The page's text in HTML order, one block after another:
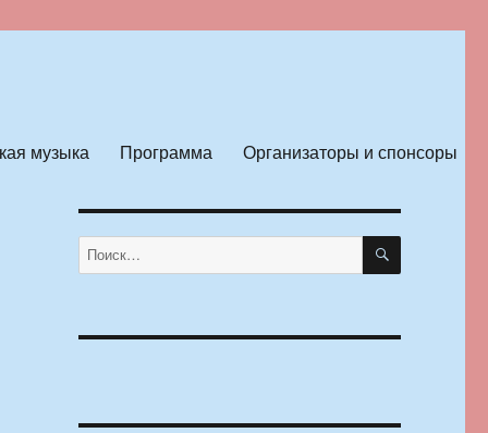
музыка Программа Организаторы и спонсоры
Искать: ПОИСК